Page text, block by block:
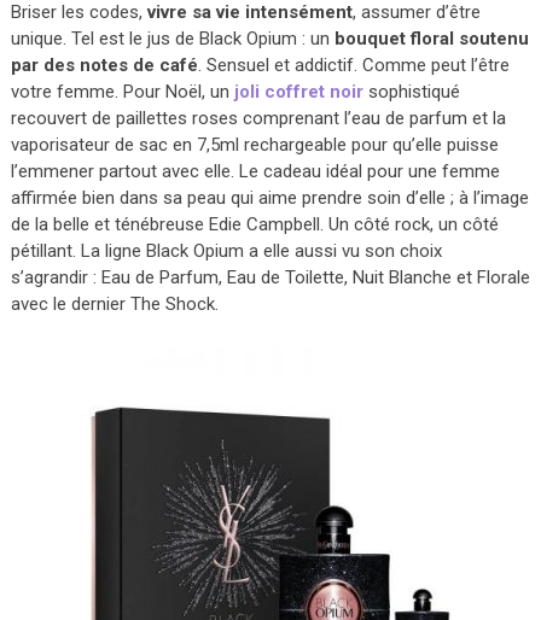
Briser les codes,vivre sa vie intensément, assumer d’être
unique. Tel est le jus de Black Opium : un bouquet floral soutenu
par des notes de café. Sensuel et addictif. Comme peut l’être
votre femme. Pour Noël, un joli coffret noirsophistiqué
recouvert de paillettes roses comprenant l’eau de parfum et la
vaporisateur de sac en 7,5ml rechargeable pour qu’elle puisse
l’emmener partout avec elle. Le cadeau idéal pour une femme
affirmée bien dans sa peau qui aime prendre soin d’elle ; à l’image
de la belle et ténébreuse Edie Campbell. Un côté rock, un côté
pétillant. La ligne Black Opium a elle aussi vu son choix
s’agrandir : Eau de Parfum, Eau de Toilette, Nuit Blanche et Florale
avec le dernier The Shock.